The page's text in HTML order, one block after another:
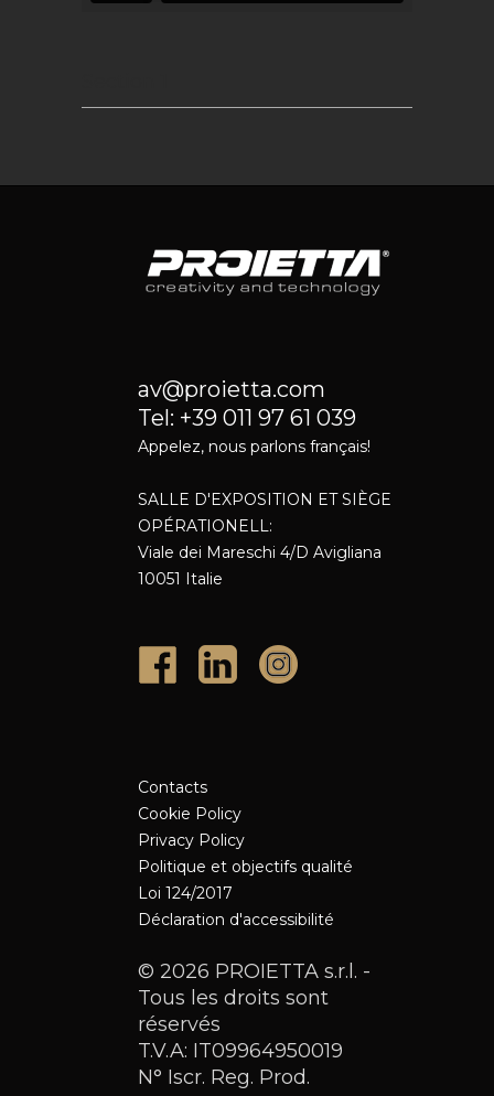
av@proietta.com
Tel: +39 011 97 61 039
Appelez, nous parlons français!
SALLE D'EXPOSITION ET SIÈGE
OPÉRATIONELL:
Viale dei Mareschi 4/D Avigliana
10051 Italie
Contacts
Cookie Policy
Privacy Policy
Politique et objectifs qualité
Loi 124/2017
Déclaration d'accessibilité
© 2026 PROIETTA s.r.l. -
Tous les droits sont
réservés
T.V.A: IT09964950019
N° Iscr. Reg. Prod.